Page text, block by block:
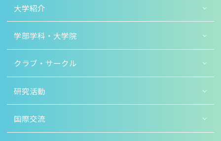
大学紹介
学部学科・大学院
クラブ・サークル
研究活動
国際交流